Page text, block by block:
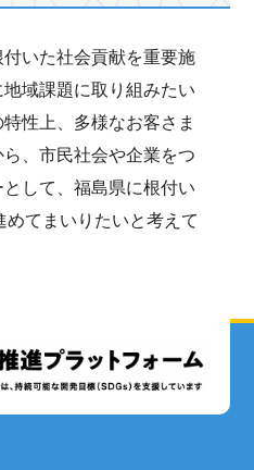
いた社会貢献を重要施
域課題に取り組みたい
性上、多様なお客さま
、市民社会や企業をつ
して、福島県に根付い
てまいりたいと考えて